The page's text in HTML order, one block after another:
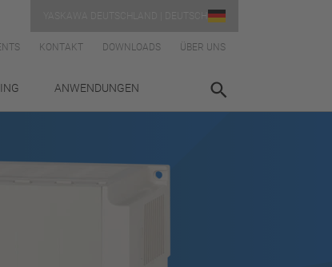
KONTAKT DOWNLOADS ÜBER UNS
ANWENDUNGEN